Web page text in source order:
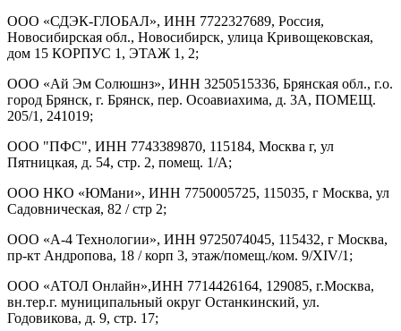
ООО «СДЭК-ГЛОБАЛ», ИНН 7722327689, Россия,
Новосибирская обл., Новосибирск, улица Кривощековская,
дом 15 КОРПУС 1, ЭТАЖ 1, 2;
ООО «Ай Эм Солюшнз», ИНН 3250515336, Брянская обл., г.о.
город Брянск, г. Брянск, пер. Осоавиахима, д. 3А, ПОМЕЩ.
205/1, 241019;
ООО "ПФС", ИНН 7743389870, 115184, Москва г, ул
Пятницкая, д. 54, стр. 2, помещ. 1/А;
ООО НКО «ЮМани», ИНН 7750005725, 115035, г Москва, ул
Садовническая, 82 / стр 2;
ООО «А-4 Технологии», ИНН 9725074045, 115432, г Москва,
пр-кт Андропова, 18 / корп 3, этаж/помещ./ком. 9/XIV/1;
ООО «АТОЛ Онлайн»,ИНН 7714426164, 129085, г.Москва,
вн.тер.г. муниципальный округ Останкинский, ул.
Годовикова, д. 9, стр. 17;